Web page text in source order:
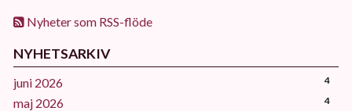
Nyheter som RSS-flöde
NYHETSARKIV
juni 2026 4
maj 2026 4